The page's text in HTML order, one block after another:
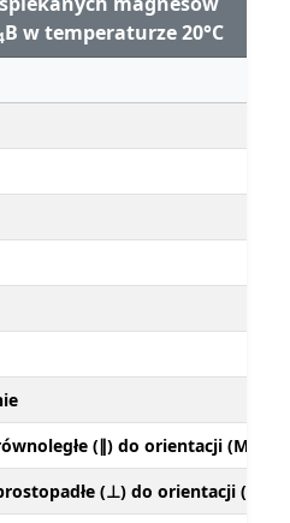
B w temperaturze 20°C
(∥) do orientacji (M)
(⊥) do orientacji (M)